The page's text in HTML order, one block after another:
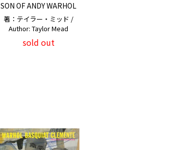
SON OF ANDY WARHOL
著：テイラー・ミッド /
Author: Taylor Mead
sold out